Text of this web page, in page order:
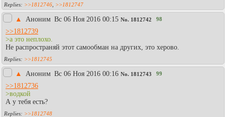
>>1812746 >>1812747
▲ Аноним Вc 06 Ноя 2016 00:15 No. 1812742 98
>>1812739
>а это неплохо.
Не распространяй этот самообман на других, это херово.
>>1812745
▲ Аноним Вc 06 Ноя 2016 00:16 No. 1812743 99
>>1812736
>водкой
А у тебя есть?
>>1812748